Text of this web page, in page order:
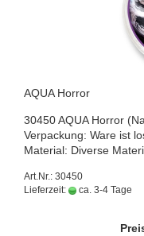
AQUA Hor­ror
30450 AQUA Hor­ror
Ver­pa­ckung: Ware ist
Ma­te­ri­al: Di­ver­se
Art.Nr.: 30450
Lieferzeit:
ca. 3-4 Tage